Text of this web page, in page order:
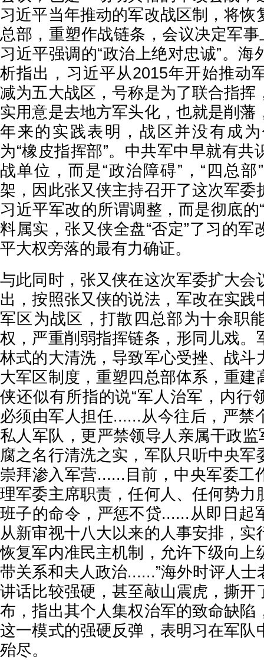
习近平当年推动的军改战区制，将恢
总部，重塑作战链条，会议决定军事
习近平强调的“政治上绝对忠诚”。海
析指出，习近平从2015年开始推动
减为五大战区，号称是为了联合指挥
实用意是去地方军头化，也就是削藩
年来的实践表明，战区并没有成
为“橡皮指挥部”。中共军中早就有共
战单位，而是“政治障碍”，“四总
架，因此张又侠主持召开了这次军委
习近平军改的所谓调整，而是彻底的
料属实，张又侠全盘“否定”了习的军
平大权旁落的最有力确证。
与此同时，张又侠在这次军委扩大会
出，按照张又侠的说法，军改在实践
军区为战区，打散四总部为十余职
权，严重削弱指挥链条，形同儿戏。
林式的大清洗，导致军心受挫、战斗
大军区制度，重塑四总部体系，重建
侠还似有所指的说“军人治军，内行
必须由军人担任......从今往后，严禁
私人军队，更严禁领导人亲属干政
腐之名行清洗之实，军队只听中央军
崇拜渗入军营......目前，中央军委工
理军委主席职责，任何人、任何势力
班子的命令，严惩不贷......从即日起
从新审视十八大以来的人事安排，实
恢复军内准民主机制，允许下级向上
带关系和夫人政治......”海外时评人士
讲话比较强硬，甚至敲山震虎，撕开
布，指出其个人集权治军的致命缺陷
这一模式的强硬反弹，表明习在军队
殆尽。